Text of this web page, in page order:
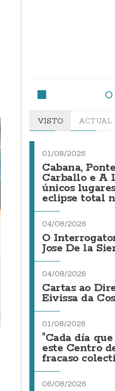
VISTO ACTUAL
01/08/2026
Cabana,
Carballo e A
únicos
eclipse total
04/08/2026
O
Jose De la
04/08/2026
Cartas ao
Eivissa da
01/08/2026
"Cada día
este Centro
fracaso
06/08/2026